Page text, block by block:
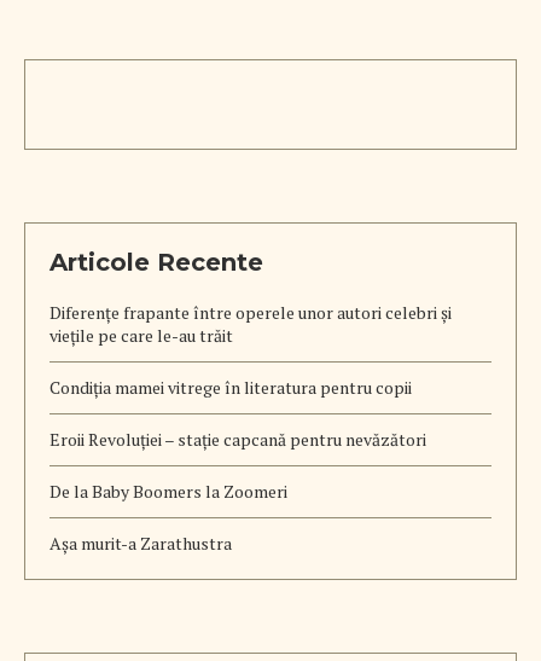
Articole Recente
Diferențe frapante între operele unor autori celebri și
viețile pe care le-au trăit
Condiția mamei vitrege în literatura pentru copii
Eroii Revoluției – stație capcană pentru nevăzători
De la Baby Boomers la Zoomeri
Aşa murit-a Zarathustra